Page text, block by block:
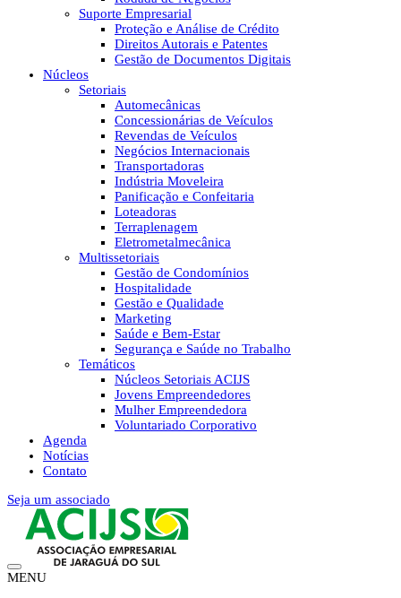
Suporte Empresarial
Proteção e Análise de Crédito
Direitos Autorais e Patentes
Gestão de Documentos Digitais
Núcleos
Setoriais
Automecânicas
Concessionárias de Veículos
Revendas de Veículos
Negócios Internacionais
Transportadoras
Indústria Moveleira
Panificação e Confeitaria
Loteadoras
Terraplenagem
Eletrometalmecânica
Multissetoriais
Gestão de Condomínios
Hospitalidade
Gestão e Qualidade
Marketing
Saúde e Bem-Estar
Segurança e Saúde no Trabalho
Temáticos
Núcleos Setoriais ACIJS
Jovens Empreendedores
Mulher Empreendedora
Voluntariado Corporativo
Agenda
Notícias
Contato
Seja um associado
MENU